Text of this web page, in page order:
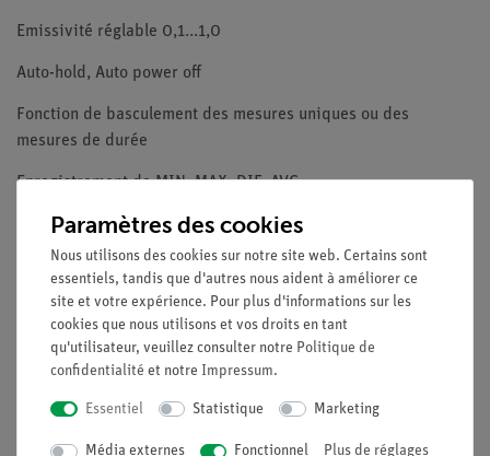
Emissivité réglable 0,1...1,0
Auto-hold, Auto power off
Fonction de basculement des mesures uniques ou des
mesures de durée
Enregistrement de MIN, MAX, DIF, AVG
Fonction d'alarme haute/basse avec signal d'avertissement
sonore des valeurs hautes et basses, choisies librement sur
toute la plage de mesure
Mémoire interne pouvant contenir jusqu'à 20 valeurs
Sécurité : EN 60825-1
Accessoires : Mallette, sonde thermocouple de type K,
pile 9 V et manuel
Paramètres des cookies
Nous utilisons des cookies sur notre site web. Certains sont
essentiels, tandis que d'autres nous aident à améliorer ce
site et votre expérience. Pour plus d'informations sur les
cookies que nous utilisons et vos droits en tant
qu'utilisateur, veuillez consulter notre Politique de
confidentialité et notre Impressum.
Essentiel Statistique Marketing
Média externes Fonctionnel Plus de réglages